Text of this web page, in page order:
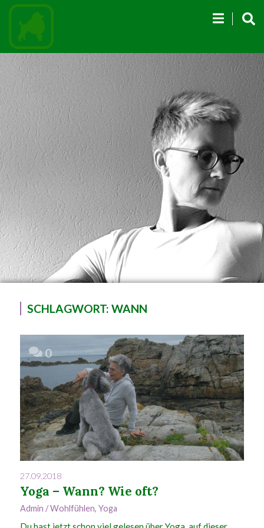
SCHLAGWORT: WANN
0
27.09.2018
Yoga – Wann? Wie oft?
Admin /Wohlfühlen, Yoga